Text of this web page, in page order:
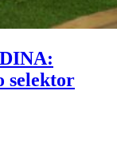
selektor